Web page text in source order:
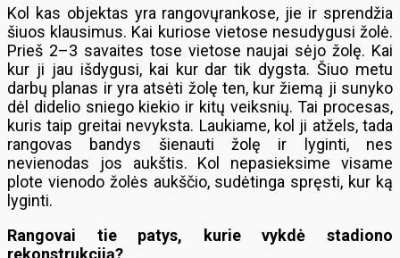
Kol kas objektas yra rangovųrankose, jie ir sprendžia
šiuos klausimus. Kai kuriose vietose nesudygusi žolė.
Prieš 2–3 savaites tose vietose naujai sėjo žolę. Kai
kur ji jau išdygusi, kai kur dar tik dygsta. Šiuo metu
darbų planas ir yra atsėti žolę ten, kur žiemą ji sunyko
dėl didelio sniego kiekio ir kitų veiksnių. Tai procesas,
kuris taip greitai nevyksta. Laukiame, kol ji atžels, tada
rangovas bandys šienauti žolę ir lyginti, nes
nevienodas jos aukštis. Kol nepasieksime visame
plote vienodo žolės aukščio, sudėtinga spręsti, kur ką
lyginti.
Rangovai tie patys, kurie vykdė stadiono
rekonstrukciją?